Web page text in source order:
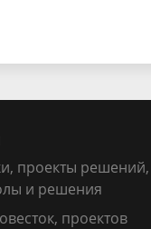
проекты решений,
и решения
проектов